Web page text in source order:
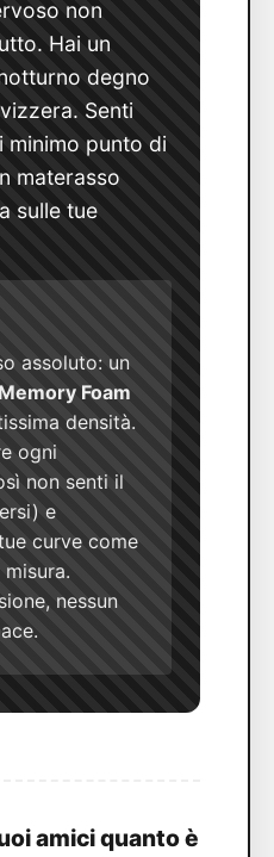
non
Hai un
degno
Senti
minimo punto di
materasso
sulle tue
assoluto: un
Memory Foam
densità.
ogni
non senti il
e
curve come
nessun
amici quanto è